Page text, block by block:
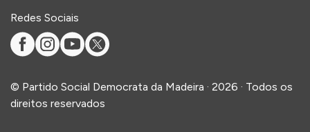
Redes Sociais
© Partido Social Democrata da Madeira · 2026 · Todos os
direitos reservados